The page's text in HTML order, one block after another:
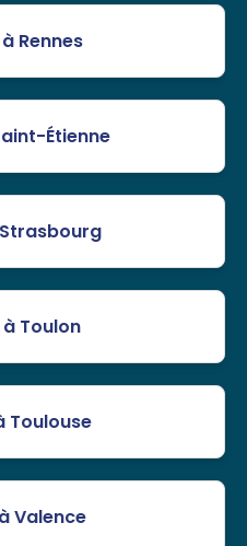
Rennes
Étienne
Toulon
Toulouse
Valence